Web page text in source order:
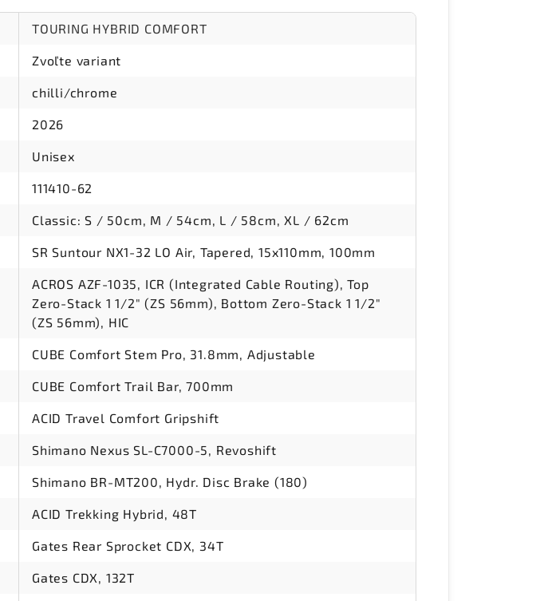
TOURING HYBRID COMFORT
Zvoľte variant
chilli/chrome
2026
Unisex
111410-62
Classic: S / 50cm, M / 54cm, L / 58cm, XL / 62cm
SR Suntour NX1-32 LO Air, Tapered, 15x110mm, 100mm
ACROS AZF-1035, ICR (Integrated Cable Routing), Top
Zero-Stack 1 1/2" (ZS 56mm), Bottom Zero-Stack 1 1/2"
(ZS 56mm), HIC
CUBE Comfort Stem Pro, 31.8mm, Adjustable
CUBE Comfort Trail Bar, 700mm
ACID Travel Comfort Gripshift
Shimano Nexus SL-C7000-5, Revoshift
Shimano BR-MT200, Hydr. Disc Brake (180)
ACID Trekking Hybrid, 48T
Gates Rear Sprocket CDX, 34T
Gates CDX, 132T